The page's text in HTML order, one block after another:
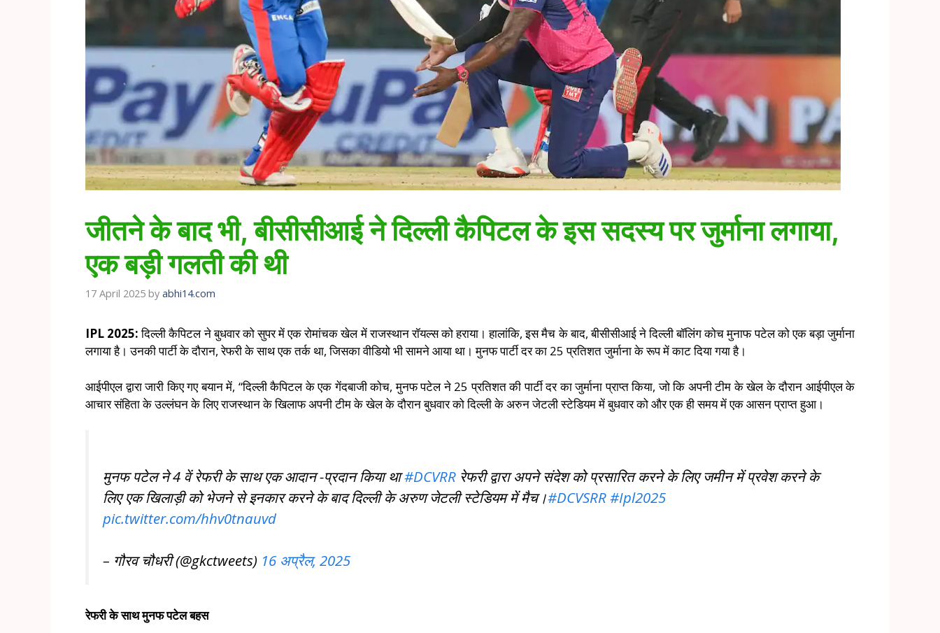
जीतने के बाद भी, बीसीसीआई ने दिल्ली कैपिटल के इस सदस्य पर जुर्माना लगाया,
एक बड़ी गलती की थी
17 April 2025 by abhi14.com
IPL 2025:दिल्ली कैपिटल ने बुधवार को सुपर में एक रोमांचक खेल में राजस्थान रॉयल्स को हराया। हालांकि, इस मैच के बाद, बीसीसीआई ने दिल्ली बॉलिंग कोच मुनाफ पटेल को एक बड़ा जुर्माना
लगाया है। उनकी पार्टी के दौरान, रेफरी के साथ एक तर्क था, जिसका वीडियो भी सामने आया था। मुनफ पार्टी दर का 25 प्रतिशत जुर्माना के रूप में काट दिया गया है।
आईपीएल द्वारा जारी किए गए बयान में, “दिल्ली कैपिटल के एक गेंदबाजी कोच, मुनफ पटेल ने 25 प्रतिशत की पार्टी दर का जुर्माना प्राप्त किया, जो कि अपनी टीम के खेल के दौरान आईपीएल के
आचार संहिता के उल्लंघन के लिए राजस्थान के खिलाफ अपनी टीम के खेल के दौरान बुधवार को दिल्ली के अरुन जेटली स्टेडियम में बुधवार को और एक ही समय में एक आसन प्राप्त हुआ।
मुनफ पटेल ने 4 वें रेफरी के साथ एक आदान -प्रदान किया था#DCVRR रेफरी द्वारा अपने संदेश को प्रसारित करने के लिए जमीन में प्रवेश करने के
लिए एक खिलाड़ी को भेजने से इनकार करने के बाद दिल्ली के अरुण जेटली स्टेडियम में मैच।#DCVSRR#Ipl2025
pic.twitter.com/hhv0tnauvd
– गौरव चौधरी (@gkctweets) 16 अप्रैल, 2025
रेफरी के साथ मुनफ पटेल बहस